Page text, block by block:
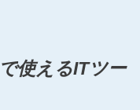
使えるITツー